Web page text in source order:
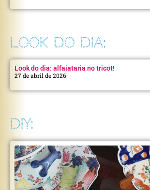
LOOK DO DIA:
Look do dia: alfaiataria no tricot!
27 de abril de 2026
DIY: